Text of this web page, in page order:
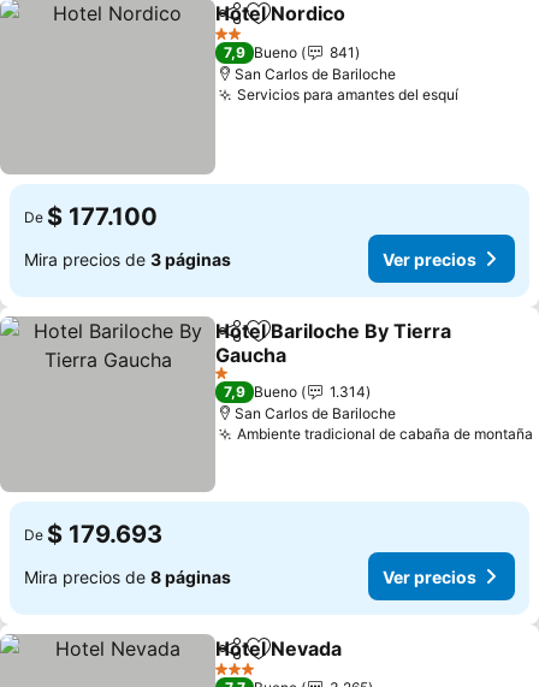
CompartirAgregar a favoritos
Hotel Nordico
2 Estrellas
7,9 Bueno
841
San Carlos de Bariloche
Servicios para amantes del esquí
De $ 177.100
Mira precios de 3 páginas Ver precios
CompartirAgregar a favoritos
Hotel Bariloche By Tierra
Gaucha
1 Estrellas
7,9 Bueno
1.314
San Carlos de Bariloche
Ambiente tradicional de cabaña de montaña
De $ 179.693
Mira precios de 8 páginas Ver precios
CompartirAgregar a favoritos
Hotel Nevada
3 Estrellas